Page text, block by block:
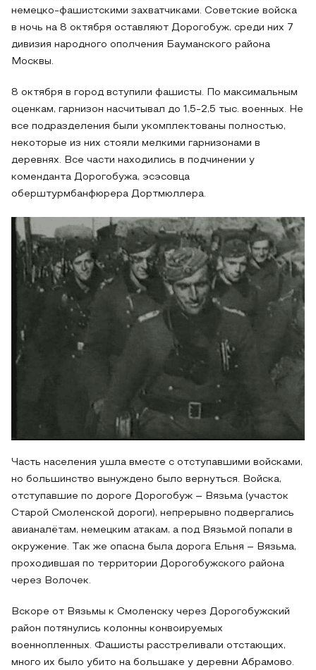
немецко-фашистскими захватчиками. Советские войска
в ночь на 8 октября оставляют Дорогобуж, среди них 7
дивизия народного ополчения Бауманского района
Москвы.
8 октября в город вступили фашисты. По максимальным
оценкам, гарнизон насчитывал до 1,5-2,5 тыс. военных. Не
все подразделения были укомплектованы полностью,
некоторые из них стояли мелкими гарнизонами в
деревнях. Все части находились в подчинении у
коменданта Дорогобужа, эсэсовца
оберштурмбанфюрера Дортмюллера.
Часть населения ушла вместе с отступавшими войсками,
но большинство вынуждено было вернуться. Войска,
отступавшие по дороге Дорогобуж – Вязьма (участок
Старой Смоленской дороги), непрерывно подвергались
авианалётам, немецким атакам, а под Вязьмой попали в
окружение. Так же опасна была дорога Ельня – Вязьма,
проходившая по территории Дорогобужского района
через Волочек.
Вскоре от Вязьмы к Смоленску через Дорогобужский
район потянулись колонны конвоируемых
военнопленных. Фашисты расстреливали отстающих,
много их было убито на большаке у деревни Абрамово.